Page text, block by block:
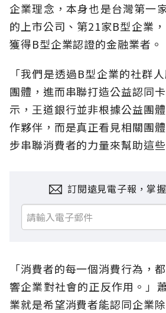
企業理念，本身也是台灣第一
的上市公司、第21家B型企業
獲得B型企業認證的金融業者。
「我們是透過B型企業的社群
團體，進而串聯打造公益認同
示，王道銀行並非根據公益團
作夥伴，而是真正看見相關團
步串聯消費者的力量來幫助這
訂閱遠見電子報，掌
「消費者的每一個消費行為，
響企業對社會的正反作用。」
業就是希望消費者能認同企業